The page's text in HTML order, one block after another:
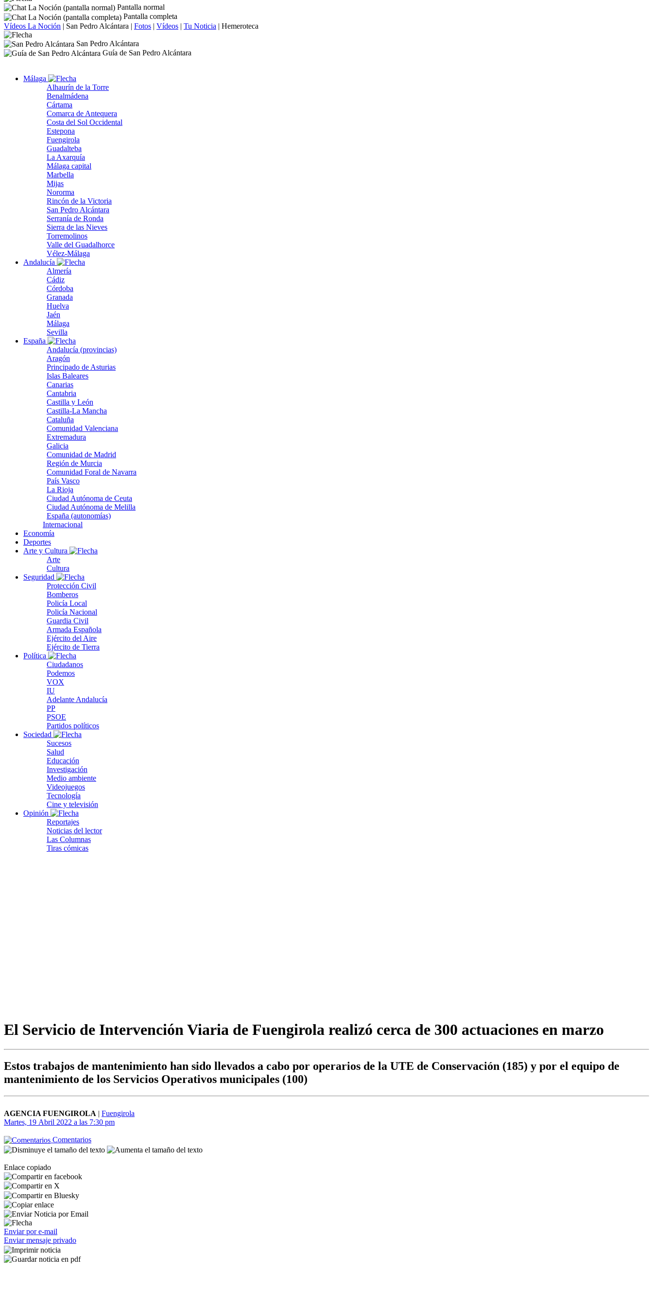
Pantalla normal
Pantalla completa
Vídeos La Noción | San Pedro Alcántara | Fotos | Vídeos | Tu Noticia | Hemeroteca
San Pedro Alcántara
Guía de San Pedro Alcántara
Málaga
Alhaurín de la Torre
Benalmádena
Cártama
Comarca de Antequera
Costa del Sol Occidental
Estepona
Fuengirola
Guadalteba
La Axarquía
Málaga capital
Marbella
Mijas
Nororma
Rincón de la Victoria
San Pedro Alcántara
Serranía de Ronda
Sierra de las Nieves
Torremolinos
Valle del Guadalhorce
Vélez-Málaga
Andalucía
Almería
Cádiz
Córdoba
Granada
Huelva
Jaén
Málaga
Sevilla
España
Andalucía (provincias)
Aragón
Principado de Asturias
Islas Baleares
Canarias
Cantabria
Castilla y León
Castilla-La Mancha
Cataluña
Comunidad Valenciana
Extremadura
Galicia
Comunidad de Madrid
Región de Murcia
Comunidad Foral de Navarra
País Vasco
La Rioja
Ciudad Autónoma de Ceuta
Ciudad Autónoma de Melilla
España (autonomías)
Internacional
Economía
Deportes
Arte y Cultura
Arte
Cultura
Seguridad
Protección Civil
Bomberos
Policía Local
Policía Nacional
Guardia Civil
Armada Española
Ejército del Aire
Ejército de Tierra
Política
Ciudadanos
Podemos
VOX
IU
Adelante Andalucía
PP
PSOE
Partidos políticos
Sociedad
Sucesos
Salud
Educación
Investigación
Medio ambiente
Videojuegos
Tecnología
Cine y televisión
Opinión
Reportajes
Noticias del lector
Las Columnas
Tiras cómicas
El Servicio de Intervención Viaria de Fuengirola realizó cerca de 300 actuaciones en marzo
Estos trabajos de mantenimiento han sido llevados a cabo por operarios de la UTE de Conservación (185) y por el equipo de
mantenimiento de los Servicios Operativos municipales (100)
AGENCIA FUENGIROLA | Fuengirola
Martes, 19 Abril 2022 a las 7:30 pm
Comentarios
Enlace copiado
Enviar por e-mail
Enviar mensaje privado